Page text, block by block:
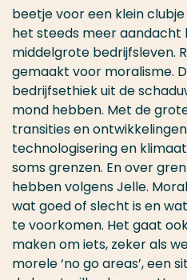
beetje voor een klein clubje
het steeds meer aandacht
middelgrote bedrijfsleven.
gemaakt voor moralisme.
bedrijfsethiek uit de
mond hebben. Met de
transities en
technologisering en
soms grenzen. En over
hebben volgens Jelle.
wat goed of slecht is en
te voorkomen. Het gaat
maken om iets, zeker als
morele ‘no go areas’, een